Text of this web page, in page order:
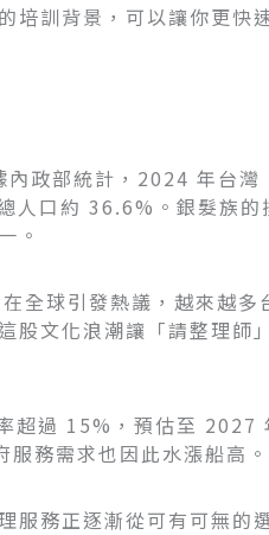
培訓背景，可以讓你更快
政部統計，2024 年台灣
人口約 36.6%。銀髮族的
。
全球引發熱議，越來越多
文化浪潮讓「請整理師」
超過 15%，預估至 2027
務需求也因此水漲船高。
服務正逐漸從可有可無的